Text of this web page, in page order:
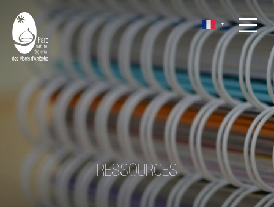
▼
RESSOURCES